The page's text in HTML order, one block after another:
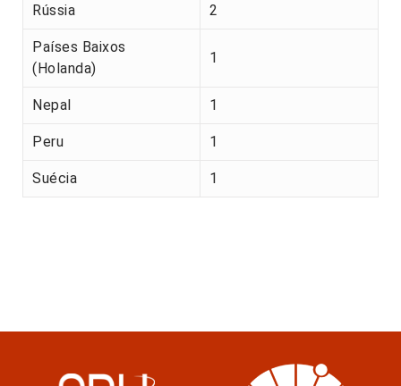
Rússia 2
Países Baixos
(Holanda)
1
Nepal 1
Peru 1
Suécia 1